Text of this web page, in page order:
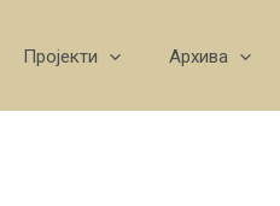
Пројекти Архива